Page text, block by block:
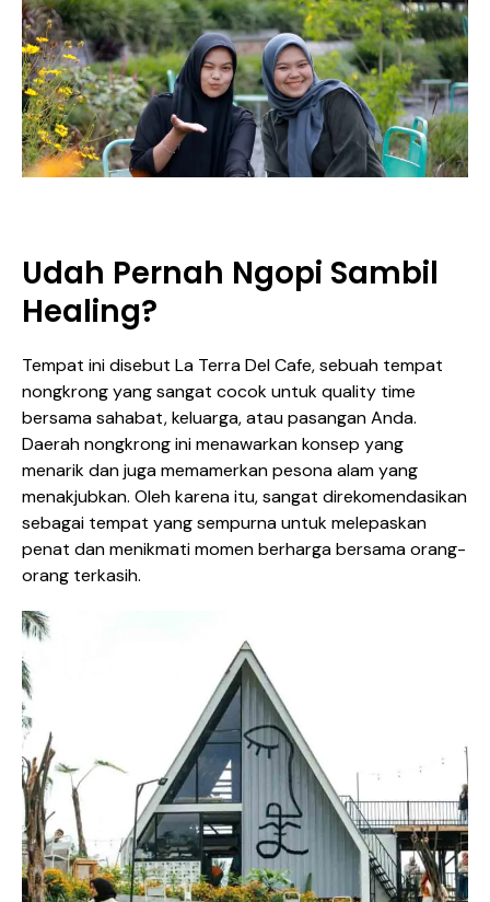
Udah Pernah Ngopi Sambil
Healing?
Tempat ini disebut La Terra Del Cafe, sebuah tempat
nongkrong yang sangat cocok untuk quality time
bersama sahabat, keluarga, atau pasangan Anda.
Daerah nongkrong ini menawarkan konsep yang
menarik dan juga memamerkan pesona alam yang
menakjubkan. Oleh karena itu, sangat direkomendasikan
sebagai tempat yang sempurna untuk melepaskan
penat dan menikmati momen berharga bersama orang-
orang terkasih.